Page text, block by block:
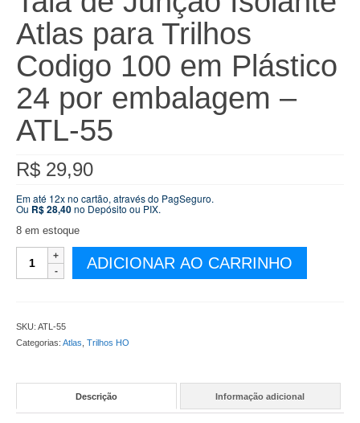
Atlas para Trilhos
Codigo 100 em Plástico
24 por embalagem –
ATL-55
R$ 29,90
Em até 12x no cartão, através do PagSeguro.
Ou R$28,40no Depósito ou PIX.
8 em estoque
Trilhos
100
Plástico
ADICIONAR AO CARRINHO
SKU: ATL-55
Categorias: Atlas Trilhos HO
Descrição Informação adicional